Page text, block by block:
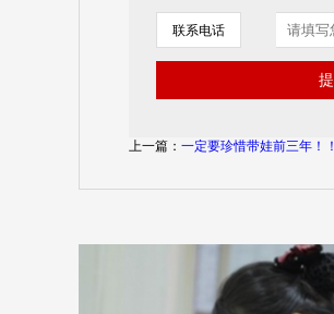
联系电话
上一篇： 一定要珍惜带娃前三年！！